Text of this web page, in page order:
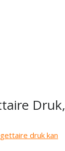
Druk,
druk kan